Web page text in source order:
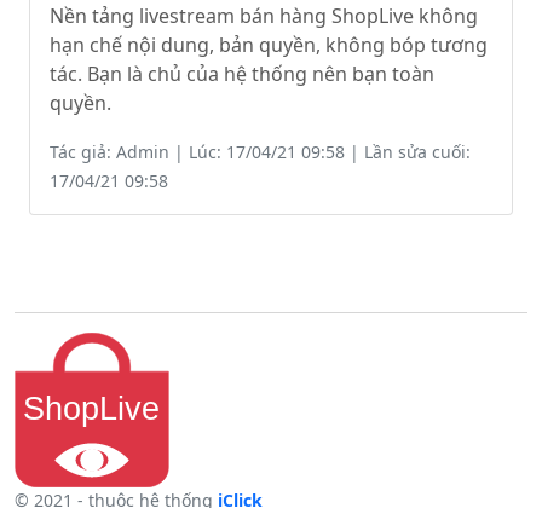
Nền tảng livestream bán hàng ShopLive không
hạn chế nội dung, bản quyền, không bóp tương
tác. Bạn là chủ của hệ thống nên bạn toàn
quyền.
Tác giả: Admin | Lúc: 17/04/21 09:58 | Lần sửa cuối:
17/04/21 09:58
© 2021 - thuộc hệ thống iClick